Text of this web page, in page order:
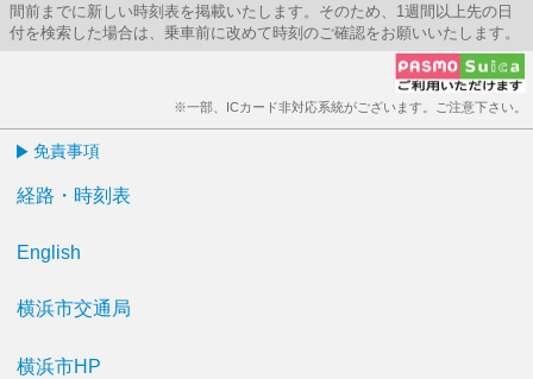
間前までに新しい時刻表を掲載いたします。そのため、1週間以上先の日
付を検索した場合は、乗車前に改めて時刻のご確認をお願いいたします。
※一部、ICカード非対応系統がございます。ご注意下さい。
免責事項
経路・時刻表
English
横浜市交通局
横浜市HP